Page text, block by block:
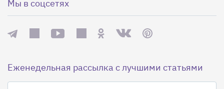
Мы в соцсетях
Еженедельная рассылка с лучшими статьями